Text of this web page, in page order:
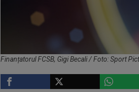
Finanțatorul FCSB, Gigi Becali / Foto: Sport